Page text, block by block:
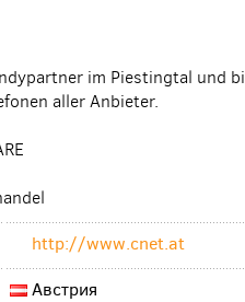
im Piestingtal und
aller Anbieter.
http://www.cnet.at
Австрия